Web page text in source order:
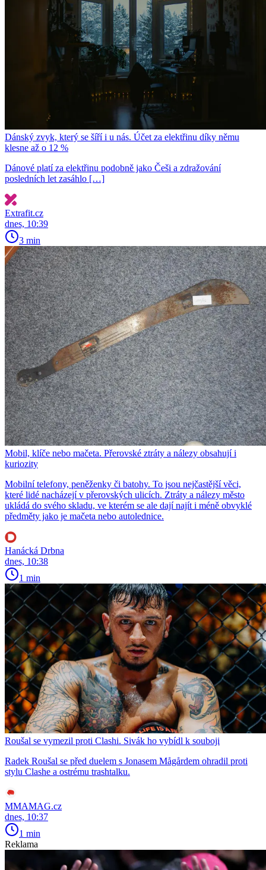
Dánský zvyk, který se šíří i u nás. Účet za elektřinu díky němu
klesne až o 12 %
Dánové platí za elektřinu podobně jako Češi a zdražování
posledních let zasáhlo […]
Extrafit.cz
dnes, 10:39
3 min
Mobil, klíče nebo mačeta. Přerovské ztráty a nálezy obsahují i
kuriozity
Mobilní telefony, peněženky či batohy. To jsou nejčastější věci,
které lidé nacházejí v přerovských ulicích. Ztráty a nálezy město
ukládá do svého skladu, ve kterém se ale dají najít i méně obvyklé
předměty jako je mačeta nebo autolednice.
Hanácká Drbna
dnes, 10:38
1 min
Roušal se vymezil proti Clashi. Sivák ho vybídl k souboji
Radek Roušal se před duelem s Jonasem Mågårdem ohradil proti
stylu Clashe a ostrému trashtalku.
MMAMAG.cz
dnes, 10:37
1 min
Reklama